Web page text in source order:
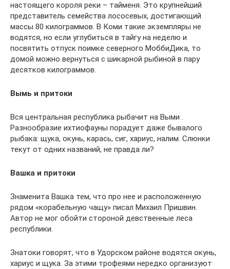
настоящего короля реки – тайменя. Это крупнейший
представитель семейства лососевых, достигающий
массы 80 килограммов. В Коми такие экземпляры не
водятся, но если углубиться в тайгу на неделю и
посвятить отпуск поимке северного МоббиДика, то
домой можно вернуться с шикарной рыбиной в пару
десятков килограммов.
Вымь и притоки
Вся центральная республика рыбачит на Выми .
Разнообразие ихтиофауны порадует даже бывалого
рыбака: щука, окунь, карась, сиг, хариус, налим. Слюнки
текут от одних названий, не правда ли?
Вашка и притоки
Знаменита Вашка тем, что про нее и расположенную
рядом «корабельную чащу» писал Михаил Пришвин.
Автор не мог обойти стороной девственные леса
республики.
Знатоки говорят, что в Удорском районе водятся окунь,
хариус и щука. За этими трофеями нередко организуют